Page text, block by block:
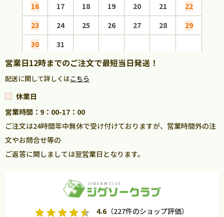
16
17 18 19 20 21
22
23
24 25 26 27 28
29
30
31
営業日12時までのご注文で最短当日発送！
配送に関して詳しくはこちら
休業日
営業時間：9：00-17：00
ご注文は24時間年中無休で受け付けておりますが、営業時間外の注
文やお問合せ等の
ご返答に関しましては翌営業日となります。
4.6（227件のショップ評価）